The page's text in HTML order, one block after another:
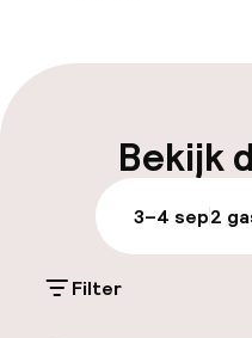
Gratis parkeren
Toegankelijkheid
Bekijk
3–4 sep2
Filter